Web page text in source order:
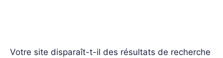
Votre site disparaît-t-il des résultats de recherche